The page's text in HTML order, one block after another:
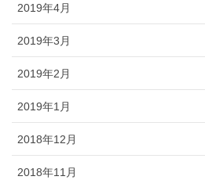
2019年4月
2019年3月
2019年2月
2019年1月
2018年12月
2018年11月